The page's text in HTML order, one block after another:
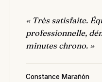
« Très satisfaite.
professionnelle,
minutes chrono. »
Constance Marañón